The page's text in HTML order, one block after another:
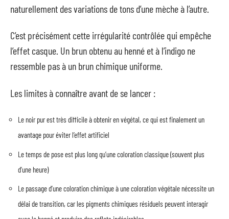
naturellement des variations de tons d’une mèche à l’autre.
C’est précisément cette irrégularité contrôlée qui empêche
l’effet casque. Un brun obtenu au henné et à l’indigo ne
ressemble pas à un brun chimique uniforme.
Les limites à connaître avant de se lancer :
Le noir pur est très difficile à obtenir en végétal, ce qui est finalement un
avantage pour éviter l’effet artificiel
Le temps de pose est plus long qu’une coloration classique (souvent plus
d’une heure)
Le passage d’une coloration chimique à une coloration végétale nécessite un
délai de transition, car les pigments chimiques résiduels peuvent interagir